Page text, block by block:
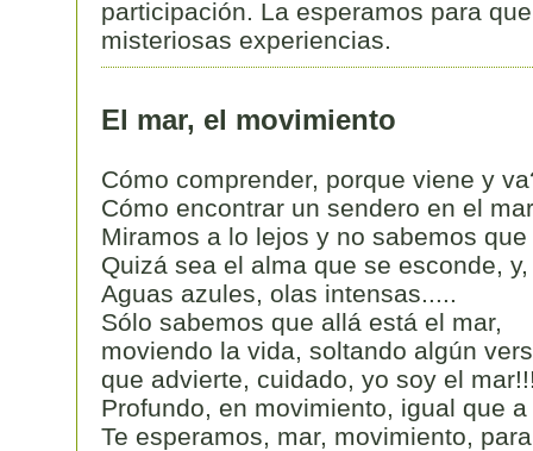
participación. La esperamos para
misteriosas experiencias.
El mar, el movimiento
Cómo comprender, porque viene y
Cómo encontrar un sendero en el
Miramos a lo lejos y no sabemos
Quizá sea el alma que se esconde,
Aguas azules, olas intensas.....
Sólo sabemos que allá está el mar,
moviendo la vida, soltando algún
que advierte, cuidado, yo soy el
Profundo, en movimiento, igual que
Te esperamos, mar, movimiento,